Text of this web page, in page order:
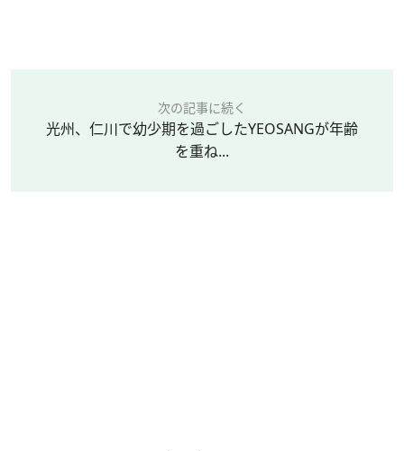
次の記事に続く
光州、仁川で幼少期を過ごしたYEOSANGが年齢
を重ね...